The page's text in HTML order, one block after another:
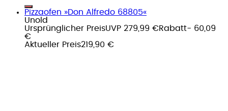
Pizzaofen »Don Alfredo 68805«
Unold
Ursprünglicher PreisUVP 279,99 €Rabatt- 60,09
€
Aktueller Preis219,90 €